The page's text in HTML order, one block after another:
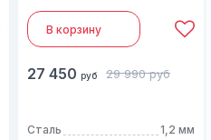
В корзину
27 450 руб 29 990 руб
Сталь
1,2 мм